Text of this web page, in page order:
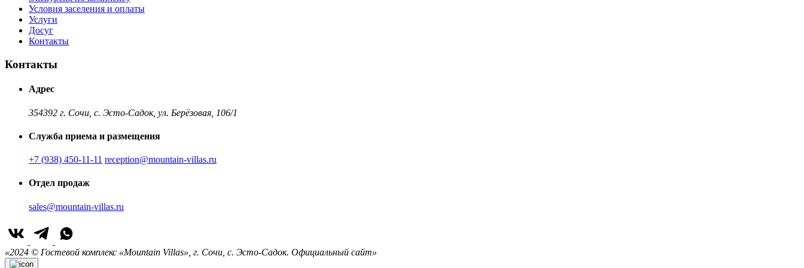
Условия заселения и оплаты
Услуги
Досуг
Контакты
Контакты
Адрес
354392 г. Сочи, с. Эсто-Садок, ул. Берёзовая, 106/1
Служба приема и размещения
+7 (938) 450-11-11 reception@mountain-villas.ru
Отдел продаж
sales@mountain-villas.ru
«2024 © Гостевой комплекс «Mountain Villas», г. Сочи, с. Эсто-Садок. Официальный сайт»